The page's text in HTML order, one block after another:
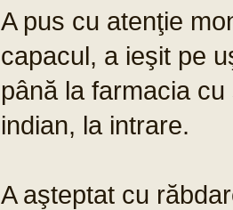
A pus cu atenţie
capacul, a ieşit pe
până la farmacia
indian, la intrare.
A aşteptat cu